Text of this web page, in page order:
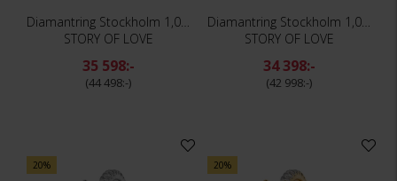
STORY OF LOVE
35 598:-
44 498:-
STORY OF LOVE
34 398:-
42 998:-
20% 20%